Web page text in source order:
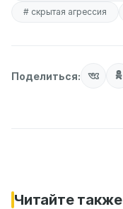
# скрытая агрессия
Поделиться:
Читайте также